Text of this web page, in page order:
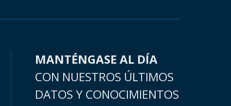
MANTÉNGASE AL DÍA
CON NUESTROS ÚLTIMOS
DATOS Y CONOCIMIENTOS